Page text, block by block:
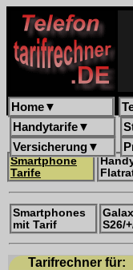
Home▼
Handytarife▼
Versicherung▼
Smartphone
Tarife
Smartphones
mit Tarif
S26/
Tarifrechner für: